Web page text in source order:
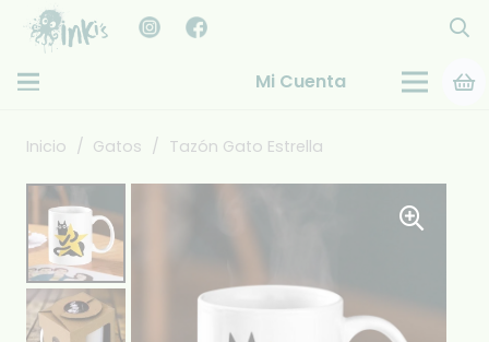
Mi Cuenta
Inicio / Gatos / Tazón Gato Estrella